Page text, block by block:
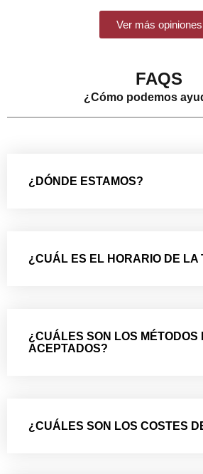
Ver más opiniones
FAQS
¿Cómo podemos
¿DÓNDE ESTAMOS?
¿CUÁL ES EL HORARIO DE LA
¿CUÁLES SON LOS MÉTODOS
ACEPTADOS?
¿CUÁLES SON LOS COSTES